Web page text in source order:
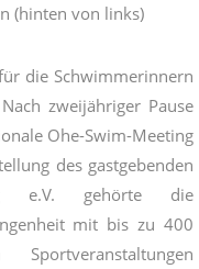
(hinten von links)
die Schwimmerinnern
zweijähriger Pause
Ohe-Swim-Meeting
des gastgebenden
e.V. gehörte die
mit bis zu 400